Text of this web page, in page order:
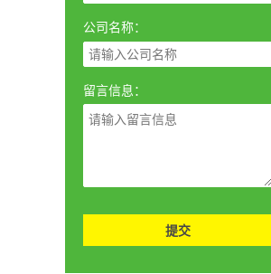
公司名称：
留言信息：
提交